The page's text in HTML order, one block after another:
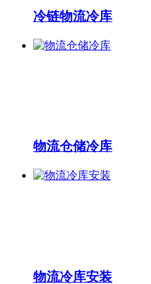
冷链物流冷库
物流仓储冷库
物流冷库安装